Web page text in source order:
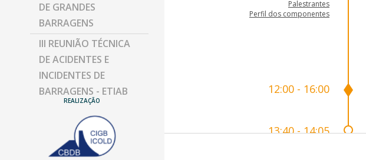
DE GRANDES
BARRAGENS
III REUNIÃO TÉCNICA
DE ACIDENTES E
INCIDENTES DE
BARRAGENS - ETIAB
SIMPÓSIO DE
PESQUISA,
DESENVOLVIMENTO E
REALIZAÇÃO
Palestrantes
Perfil dos componentes
12:00 - 16:00
13:40 - 14:05